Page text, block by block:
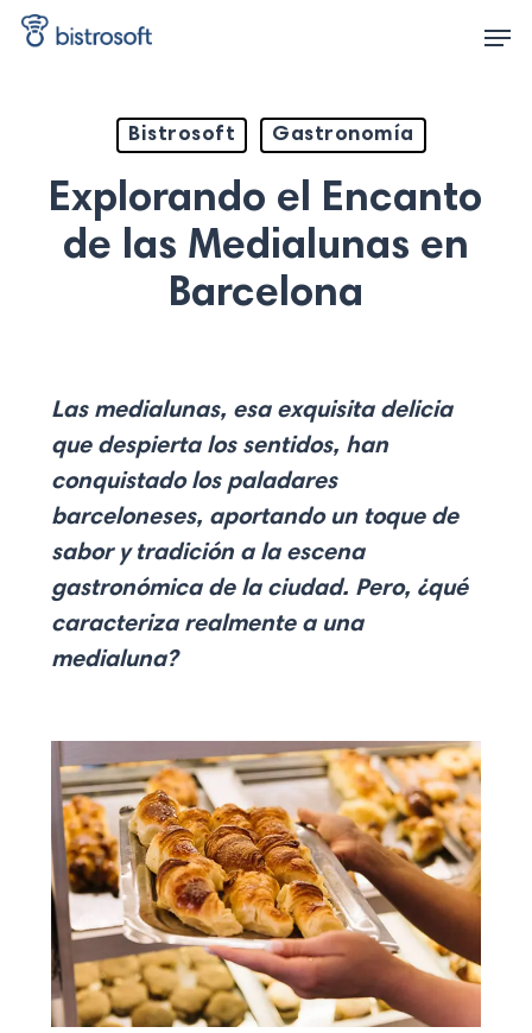
Skip
Bistrosoft Gastronomía
Explorando el Encanto
de las Medialunas en
Barcelona
Las medialunas, esa exquisita delicia
que despierta los sentidos, han
conquistado los paladares
barceloneses, aportando un toque de
sabor y tradición a la escena
gastronómica de la ciudad. Pero, ¿qué
caracteriza realmente a una
medialuna?